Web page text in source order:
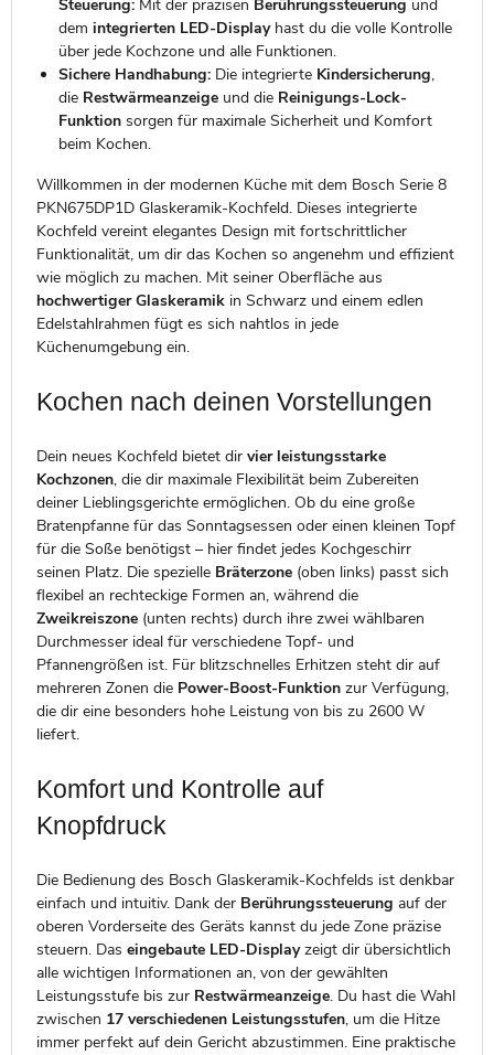
Steuerung:Mit der präzisen Berührungssteuerung und
dem integrierten LED-Displayhast du die volle Kontrolle
über jede Kochzone und alle Funktionen.
Sichere Handhabung:Die integrierte Kindersicherung,
die Restwärmeanzeigeund die Reinigungs-Lock-
Funktionsorgen für maximale Sicherheit und Komfort
beim Kochen.
Willkommen in der modernen Küche mit dem Bosch Serie 8
PKN675DP1D Glaskeramik-Kochfeld. Dieses integrierte
Kochfeld vereint elegantes Design mit fortschrittlicher
Funktionalität, um dir das Kochen so angenehm und effizient
wie möglich zu machen. Mit seiner Oberfläche aus
hochwertiger Glaskeramikin Schwarz und einem edlen
Edelstahlrahmen fügt es sich nahtlos in jede
Küchenumgebung ein.
Kochen nach deinen Vorstellungen
Dein neues Kochfeld bietet dir vier leistungsstarke
Kochzonen, die dir maximale Flexibilität beim Zubereiten
deiner Lieblingsgerichte ermöglichen. Ob du eine große
Bratenpfanne für das Sonntagsessen oder einen kleinen Topf
für die Soße benötigst – hier findet jedes Kochgeschirr
seinen Platz. Die spezielle Bräterzone(oben links) passt sich
flexibel an rechteckige Formen an, während die
Zweikreiszone(unten rechts) durch ihre zwei wählbaren
Durchmesser ideal für verschiedene Topf- und
Pfannengrößen ist. Für blitzschnelles Erhitzen steht dir auf
mehreren Zonen die Power-Boost-Funktionzur Verfügung,
die dir eine besonders hohe Leistung von bis zu 2600 W
liefert.
Komfort und Kontrolle auf
Knopfdruck
Die Bedienung des Bosch Glaskeramik-Kochfelds ist denkbar
einfach und intuitiv. Dank der Berührungssteuerung auf der
oberen Vorderseite des Geräts kannst du jede Zone präzise
steuern. Das eingebaute LED-Displayzeigt dir übersichtlich
alle wichtigen Informationen an, von der gewählten
Leistungsstufe bis zur Restwärmeanzeige. Du hast die Wahl
zwischen 17 verschiedenen Leistungsstufen, um die Hitze
immer perfekt auf dein Gericht abzustimmen. Eine praktische